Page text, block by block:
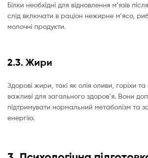
Білки необхідні для відновлення м’язів
слід включати в раціон нежирне м’ясо,
молочні продукти.
2.3. Жири
Здорові жири, такі як олія оливи, горіхи
важливі для загального здоров’я. Вони
підтримувати нормальний метаболізм та
енергію.